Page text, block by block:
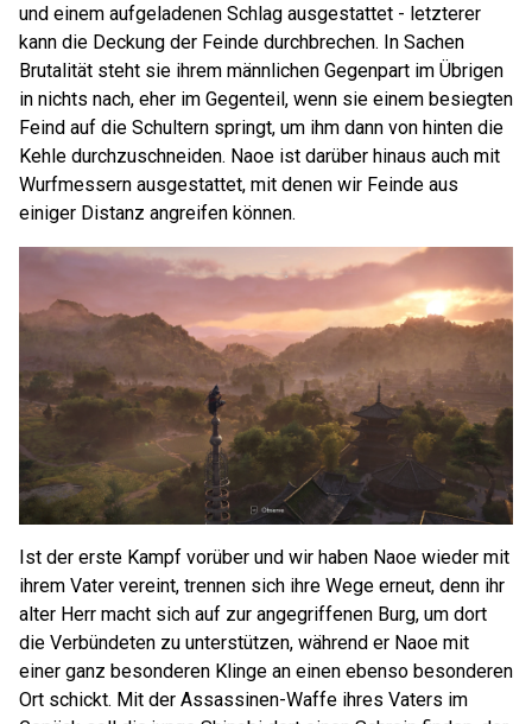
und einem aufgeladenen Schlag ausgestattet - letzterer
kann die Deckung der Feinde durchbrechen. In Sachen
Brutalität steht sie ihrem männlichen Gegenpart im Übrigen
in nichts nach, eher im Gegenteil, wenn sie einem besiegten
Feind auf die Schultern springt, um ihm dann von hinten die
Kehle durchzuschneiden. Naoe ist darüber hinaus auch mit
Wurfmessern ausgestattet, mit denen wir Feinde aus
einiger Distanz angreifen können.
Ist der erste Kampf vorüber und wir haben Naoe wieder mit
ihrem Vater vereint, trennen sich ihre Wege erneut, denn ihr
alter Herr macht sich auf zur angegriffenen Burg, um dort
die Verbündeten zu unterstützen, während er Naoe mit
einer ganz besonderen Klinge an einen ebenso besonderen
Ort schickt. Mit der Assassinen-Waffe ihres Vaters im